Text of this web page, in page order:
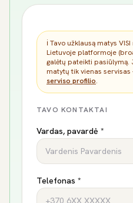
ℹ️ Tavo užklausą matys
Lietuvoje platformoje
galėtų pateikti pasiūlymą.
matytų tik vienas
serviso profilio.
TAVO KONTAKTAI
Vardas, pavardė *
Telefonas *